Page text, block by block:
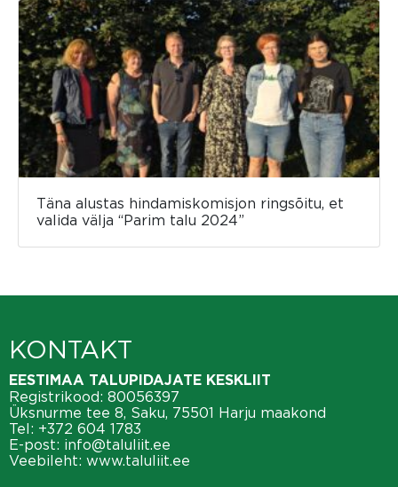
Täna alustas hindamiskomisjon ringsõitu, et
valida välja “Parim talu 2024”
KONTAKT
EESTIMAA TALUPIDAJATE KESKLIIT
Registrikood: 80056397
Üksnurme tee 8, Saku, 75501 Harju maakond
Tel: +372 604 1783
E-post: info@taluliit.ee
Veebileht: www.taluliit.ee